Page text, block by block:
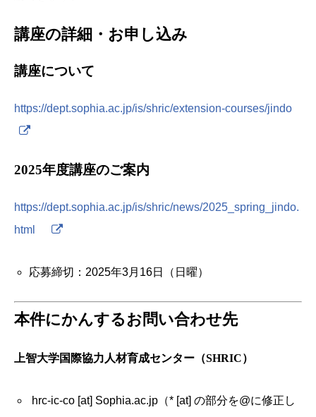
講座の詳細・お申し込み
講座について
https://dept.sophia.ac.jp/is/shric/extension-courses/jindo
2025年度講座のご案内
https://dept.sophia.ac.jp/is/shric/news/2025_spring_jindo.
html
応募締切：2025年3月16日（日曜）
本件にかんするお問い合わせ先
上智大学国際協力人材育成センター（SHRIC）
hrc-ic-co [at] Sophia.ac.jp（* [at] の部分を@に修正し